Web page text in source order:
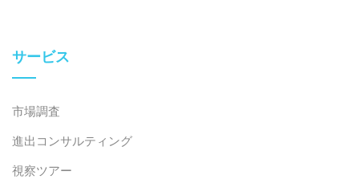
サービス
市場調査
進出コンサルティング
視察ツアー